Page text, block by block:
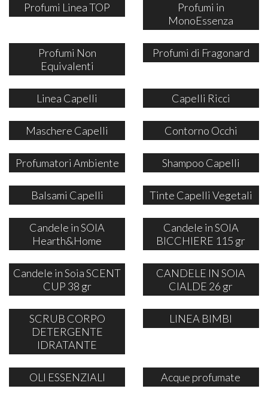
Profumi Linea TOP
Profumi in
MonoEssenza
Profumi Non
Equivalenti
Profumi di Fragonard
Linea Capelli Capelli Ricci
Maschere Capelli Contorno Occhi
Profumatori Ambiente Shampoo Capelli
Balsami Capelli Tinte Capelli Vegetali
Candele in SOIA
Hearth&Home
Candele in SOIA
BICCHIERE 115 gr
Candele in Soia SCENT
CUP 38 gr
CANDELE IN SOIA
CIALDE 26 gr
SCRUB CORPO
DETERGENTE
IDRATANTE
LINEA BIMBI
OLI ESSENZIALI Acque profumate